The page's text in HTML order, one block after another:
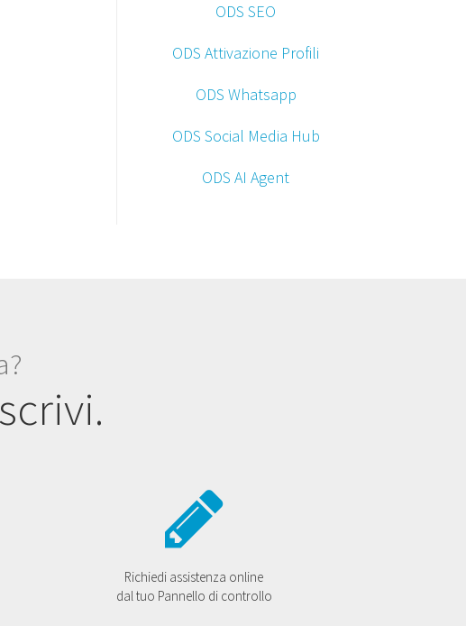
ODS SEO
ODS Attivazione Profili
ODS Whatsapp
ODS Social Media Hub
ODS AI Agent
Richiedi assistenza online
dal tuo Pannello di controllo